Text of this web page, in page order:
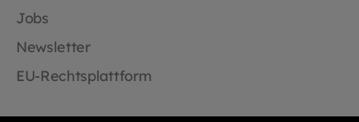
Jobs
Newsletter
EU-Rechtsplattform